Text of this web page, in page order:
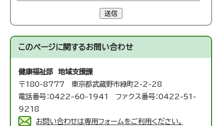
送信
このページに関するお問い合わせ
健康福祉部 地域支援課
〒180-8777 東京都武蔵野市緑町2-2-28
電話番号：0422-60-1941 ファクス番号：0422-51-
9218
お問い合わせは専用フォームをご利用ください。